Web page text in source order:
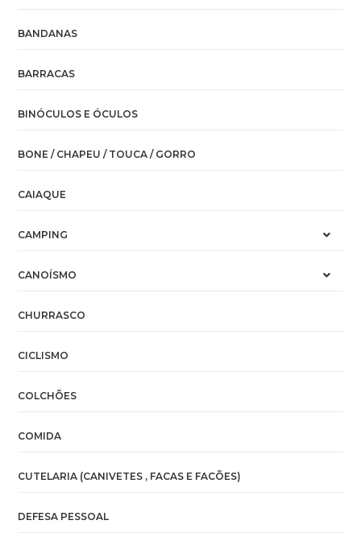
BANDANAS
BARRACAS
BINÓCULOS E ÓCULOS
BONE / CHAPEU / TOUCA / GORRO
CAIAQUE
CAMPING
CANOÍSMO
CHURRASCO
CICLISMO
COLCHÕES
COMIDA
CUTELARIA (CANIVETES , FACAS E FACÕES)
DEFESA PESSOAL